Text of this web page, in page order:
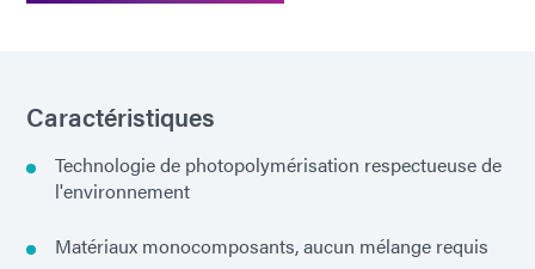
Caractéristiques
Technologie de photopolymérisation respectueuse de
l'environnement
Matériaux monocomposants, aucun mélange requis